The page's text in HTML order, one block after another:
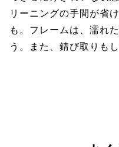
リーニングの手間が省
も。フレームは、濡れ
う。また、錆び取りも